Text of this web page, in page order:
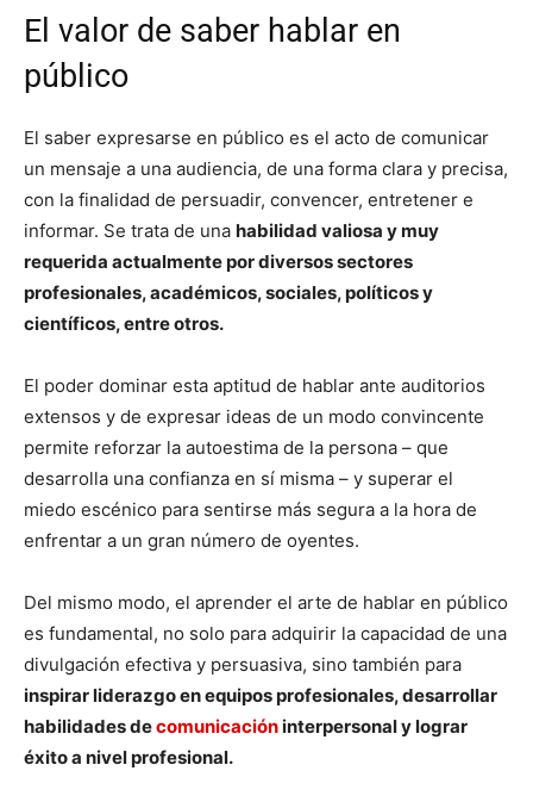
El valor de saber hablar en
público
El saber expresarse en público es el acto de comunicar
un mensaje a una audiencia, de una forma clara y precisa,
con la finalidad de persuadir, convencer, entretener e
informar. Se trata de una habilidad valiosa y muy
requerida actualmente por diversos sectores
profesionales, académicos, sociales, políticos y
científicos, entre otros.
El poder dominar esta aptitud de hablar ante auditorios
extensos y de expresar ideas de un modo convincente
permite reforzar la autoestima de la persona – que
desarrolla una confianza en sí misma – y superar el
miedo escénico para sentirse más segura a la hora de
enfrentar a un gran número de oyentes.
Del mismo modo, el aprender el arte de hablar en público
es fundamental, no solo para adquirir la capacidad de una
divulgación efectiva y persuasiva, sino también para
inspirar liderazgo en equipos profesionales, desarrollar
habilidades decomunicacióninterpersonal y lograr
éxito a nivel profesional.